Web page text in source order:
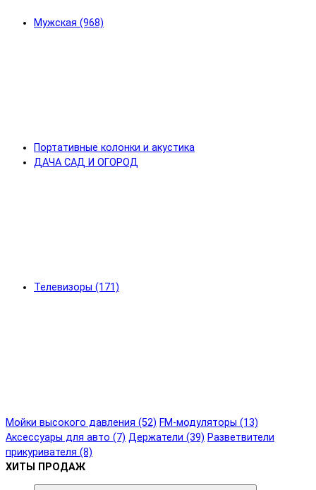
Мужская (968)
Портативные колонки и акустика
ДАЧА САД И ОГОРОД
Телевизоры (171)
Мойки высокого давления (52) FM-модуляторы (13)
Аксессуары для авто (7) Держатели (39) Разветвители
прикуривателя (8)
ХИТЫ ПРОДАЖ